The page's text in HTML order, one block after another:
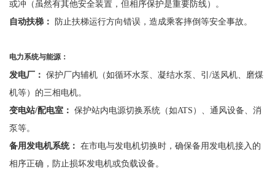
或冲（虽然有其他安全装置，但相序保护是重要防线）。
自动扶梯：
防止扶梯运行方向错误，造成乘客摔倒等安全事故。
电力系统与能源：
发电厂： 保护厂内辅机（如循环水泵、凝结水泵、引 /送风机、磨煤
机等）的三相电机。
变电站/配电室： 保护站内电源切换系统（如ATS）、通风设备、消
泵等。
备用发电机系统： 在市电与发电机切换时，确保备用发电机接入的
相序正确，防止损坏发电机或负载设备。